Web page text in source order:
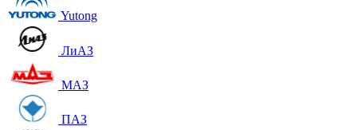
Yutong
ЛиАЗ
МАЗ
ПАЗ